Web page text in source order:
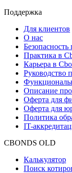
Поддержка
Для клиентов
О нас
Практика в
Карьера в
Руководство
Описание
Оферта для
Оферта для
Политика
IT-
CBONDS OLD
Калькулятор
Поиск